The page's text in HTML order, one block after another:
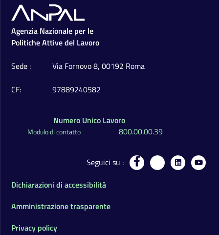
Footer
Agenzia Nazionale per le
Politiche Attive del Lavoro
Sede
Via Fornovo 8, 00192 Roma
CF
97889240582
Numero Unico Lavoro
Modulo di contatto 800.00.00.39
Seguici su
Dichiarazioni di accessibilità
Amministrazione trasparente
Privacy policy